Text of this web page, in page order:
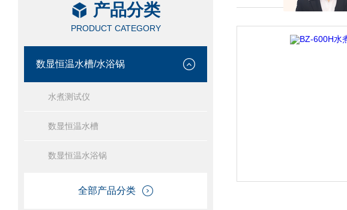
产品分类
PRODUCT CATEGORY
数显恒温水槽/水浴锅
水煮测试仪
数显恒温水槽
数显恒温水浴锅
全部产品分类
/ PRODUCTS CENTER